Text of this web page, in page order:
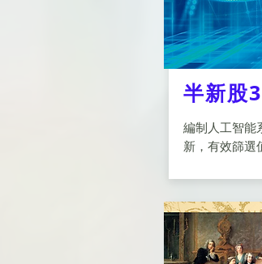
半新股
編制人工智能
新，有效篩選